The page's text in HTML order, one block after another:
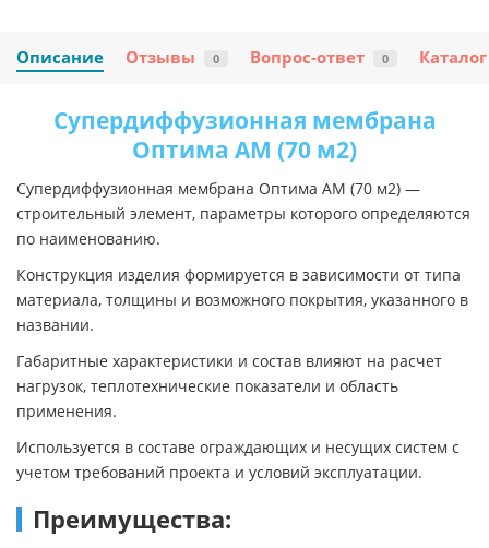
Описание Отзывы 0 Вопрос-ответ 0
Супердиффузионная мембрана
Оптима АМ (70 м2)
Супердиффузионная мембрана Оптима АМ (70 м2) —
строительный элемент, параметры которого определяются
по наименованию.
Конструкция изделия формируется в зависимости от типа
материала, толщины и возможного покрытия, указанного в
названии.
Габаритные характеристики и состав влияют на расчет
нагрузок, теплотехнические показатели и область
применения.
Используется в составе ограждающих и несущих систем с
учетом требований проекта и условий эксплуатации.
Преимущества: